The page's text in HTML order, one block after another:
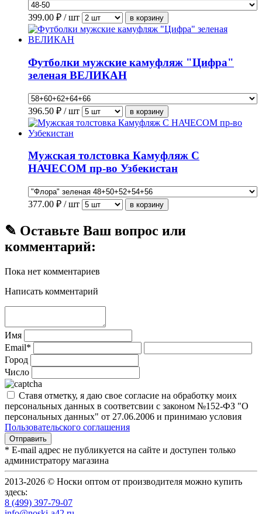
399.00 ₽ / шт
Футболки мужские камуфляж "Цифра"
зеленая ВЕЛИКАН
396.50 ₽ / шт
Мужская толстовка Камуфляж С
НАЧЕСОМ пр-во Узбекистан
377.00 ₽ / шт
✎ Оставьте Ваш вопрос или
комментарий:
Пока нет комментариев
Написать комментарий
Имя
Email*
Город
Число
Ставя отметку, я даю свое согласие на обработку моих
персональных данных в соответсвии с законом №152-ФЗ "О
персональных данных" от 27.06.2006 и принимаю условия
Пользовательского соглашения
* E-mail адрес не публикуется на сайте и доступен только
администратору магазина
2013-2026 © Носки оптом от производителя можно купить
здесь:
8 (499) 397-79-07